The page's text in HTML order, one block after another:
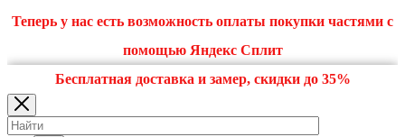
Теперь у нас есть возможность оплаты покупки частями с
помощью Яндекс Сплит
Бесплатная доставка и замер, скидки до 35%